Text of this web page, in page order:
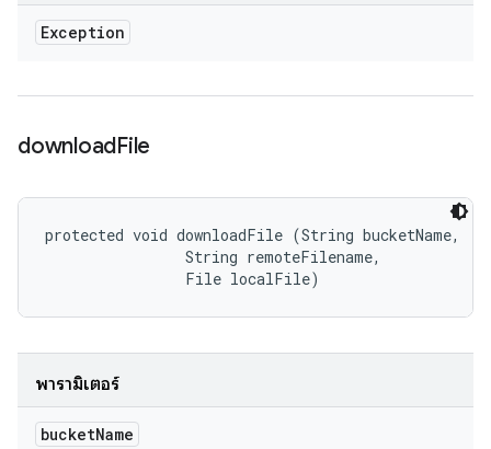
Exception
downloadFile
protected void downloadFile (String bucketName,
                String remoteFilename,
                File localFile)
พารามิเตอร์
bucketName